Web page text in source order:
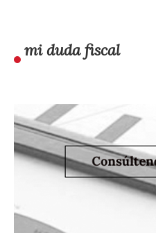
mi duda fiscal